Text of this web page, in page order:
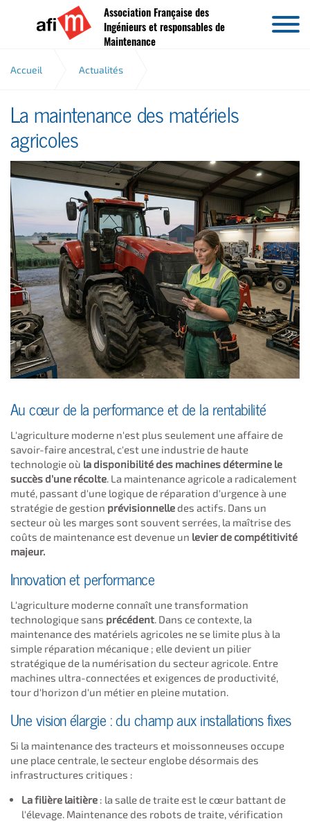
Aller au contenu
Association Française des
Ingénieurs et responsables de
Maintenance
Accueil Actualités
La maintenance des matériels agricoles
La maintenance des matériels
agricoles
Au cœur de la performance et de la rentabilité
L'agriculture moderne n'est plus seulement une affaire de
savoir-faire ancestral, c'est une industrie de haute
technologie où la disponibilité des machines détermine le
succès d'une récolte . La maintenance agricole a radicalement
muté, passant d'une logique de réparation d'urgence à une
stratégie de gestion prévisionnelledes actifs. Dans un
secteur où les marges sont souvent serrées, la maîtrise des
coûts de maintenance est devenue un levier de compétitivité
majeur.
Innovation et performance
L'agriculture moderne connaît une transformation
technologique sans précédent . Dans ce contexte, la
maintenance des matériels agricoles ne se limite plus à la
simple réparation mécanique ; elle devient un pilier
stratégique de la numérisation du secteur agricole. Entre
machines ultra-connectées et exigences de productivité,
tour d'horizon d'un métier en pleine mutation.
Une vision élargie : du champ aux installations fixes
Si la maintenance des tracteurs et moissonneuses occupe
une place centrale, le secteur englobe désormais des
infrastructures critiques :
La filière laitière : la salle de traite est le cœur battant de
l'élevage. Maintenance des robots de traite, vérification